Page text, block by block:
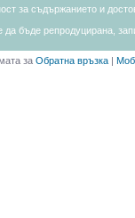
за съдържанието и
бъде репродуцирана,
за Обратна връзка |